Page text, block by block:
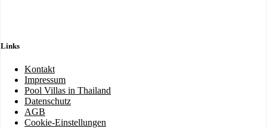
Links
Kontakt
Impressum
Pool Villas in Thailand
Datenschutz
AGB
Cookie-Einstellungen